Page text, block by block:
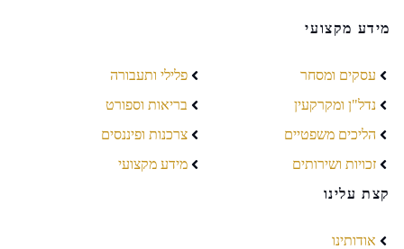
מידע מקצועי
עסקים ומסחר
נדל"ן ומקרקעין
הליכים משפטיים
זכויות ושירותים
פלילי ותעבורה
בריאות וספורט
צרכנות ופיננסים
מידע מקצועי
קצת עלינו
אודותינו